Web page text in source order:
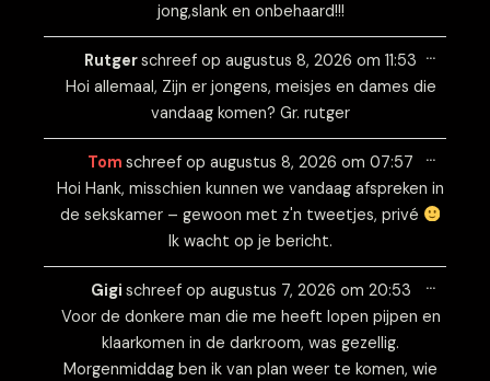
jong,slank en onbehaard!!!
Rutgerschreef op augustus 8, 2026 om 11:53
Hoi allemaal, Zijn er jongens, meisjes en dames die
vandaag komen? Gr. rutger
…
Wissel
deze
Tom schreef op augustus 8, 2026 om 07:57
Hoi Hank, misschien kunnen we vandaag afspreken in
de sekskamer – gewoon met z'n tweetjes, privé
Ik wacht op je bericht.
…
Wissel
deze
Gigi schreef op augustus 7, 2026 om 20:53
Voor de donkere man die me heeft lopen pijpen en
klaarkomen in de darkroom, was gezellig.
Morgenmiddag ben ik van plan weer te komen, wie
…
Wissel
deze